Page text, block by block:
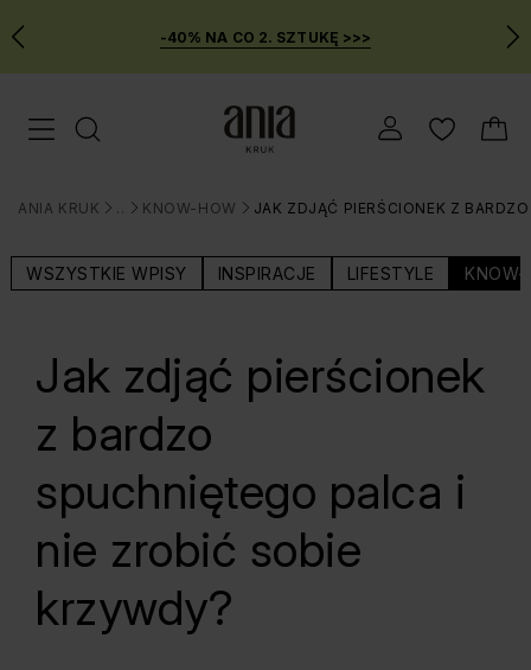
Przejdź
do
MENU
-40% NA CO 2. SZTUKĘ >>>
Menu mobilne
ANIA KRUK
>
BLOG
>
KNOW-HOW
>
JAK ZDJĄĆ PIERŚCIONEK Z
WSZYSTKIE WPISY INSPIRACJE LIFESTYLE KNOW-
Jak zdjąć pierścionek
z bardzo
spuchniętego palca i
nie zrobić sobie
krzywdy?